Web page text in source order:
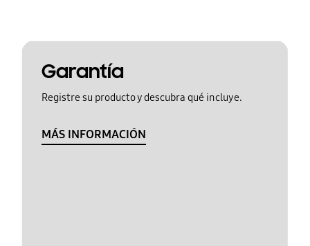
Garantía
Registre su producto y descubra qué incluye.
MÁS INFORMACIÓN